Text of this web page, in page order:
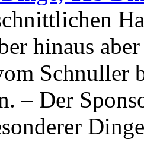
hinaus
Schnuller
– Der